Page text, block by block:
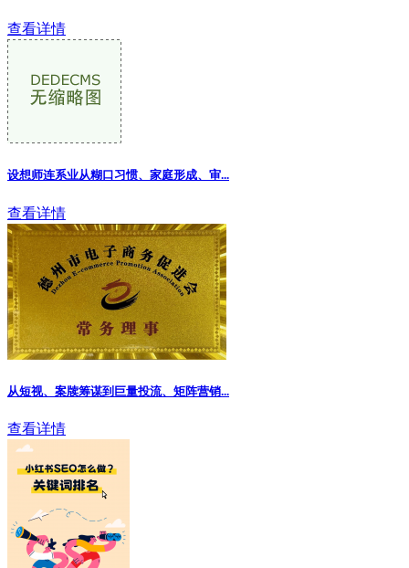
查看详情
设想师连系业从糊口习惯、家庭形成、审...
查看详情
从短视、案牍筹谋到巨量投流、矩阵营销...
查看详情